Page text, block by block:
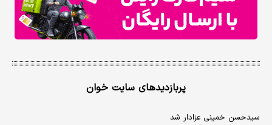
پربازدیدهای سایت خوان
سیدحسن خمینی عزادار شد